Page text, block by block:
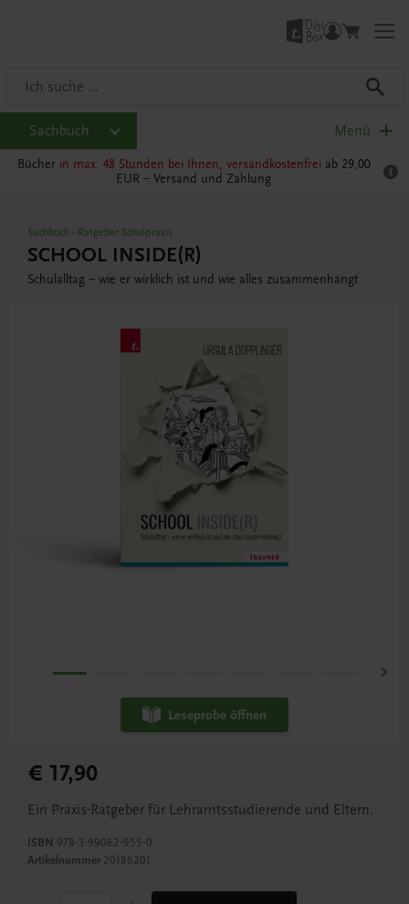
Sachbuch Menü
Bücher in max. 48 Stunden bei Ihnen, versandkostenfrei ab 29,00
EUR – Versand und Zahlung
Sachbuch - Ratgeber Schulpraxis
SCHOOL INSIDE(R)
Schulalltag – wie er wirklich ist und wie alles zusammenhängt
Leseprobe öffnen
€ 17,90
Ein Praxis-Ratgeber für Lehramtsstudierende und Eltern.
ISBN 978-3-99062-955-0
Artikelnummer 20186201